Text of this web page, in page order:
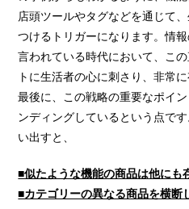
店頭ツールやタグなどを通じて
つけるトリガーになります。情
言われている時代において、こ
トに生活者の心に刺さり、非常
最後に、この戦略の重要なポイ
ンディングしているという点で
い出すと、
■似たような機能の商品は他にも
■カテゴリーの異なる商品を横断